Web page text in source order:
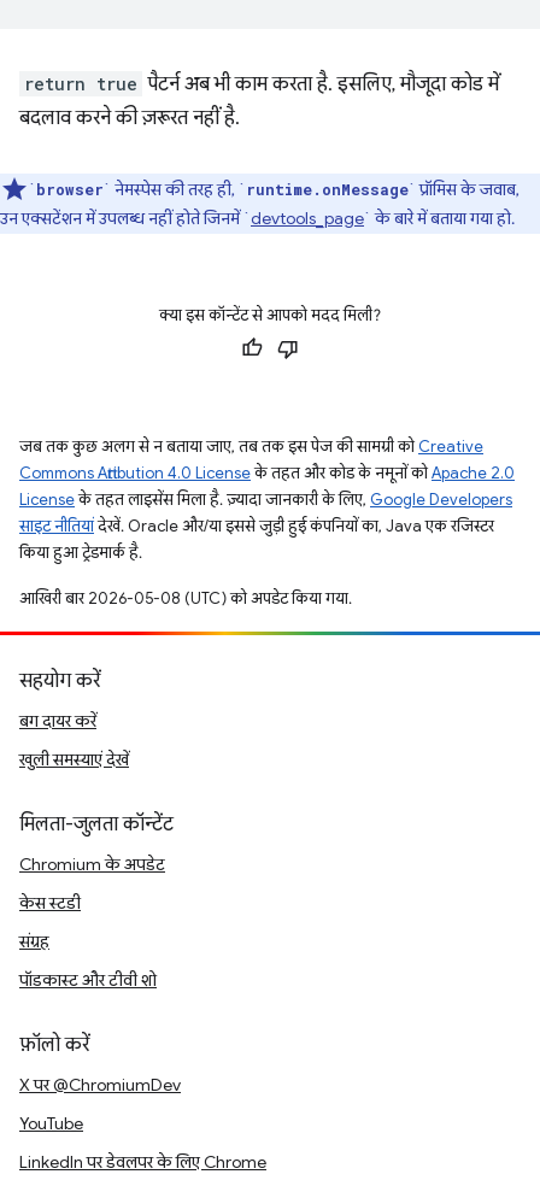
return true पैटर्न अब भी काम करता है. इसलिए, मौजूदा कोड में
बदलाव करने की ज़रूरत नहीं है.
` browser` नेमस्पेस की तरह ही, ` runtime.onMessage` प्रॉमिस के जवाब,
उन एक्सटेंशन में उपलब्ध नहीं होते जिनमें `devtools_page` के बारे में बताया गया हो.
क्या इस कॉन्टेंट से आपको मदद मिली?
जब तक कुछ अलग से न बताया जाए, तब तक इस पेज की सामग्री कोCreative
Commons Attribution 4.0 Licenseके तहत और कोड के नमूनों कोApache 2.0
Licenseके तहत लाइसेंस मिला है. ज़्यादा जानकारी के लिए, Google Developers
साइट नीतियांदेखें. Oracle और/या इससे जुड़ी हुई कंपनियों का, Java एक रजिस्टर
किया हुआ ट्रेडमार्क है.
आखिरी बार 2026-05-08 (UTC) को अपडेट किया गया.
सहयोग करें
बग दायर करें
खुली समस्याएं देखें
मिलता-जुलता कॉन्टेंट
Chromium के अपडेट
केस स्टडी
संग्रह
पॉडकास्ट और टीवी शो
फ़ॉलो करें
X पर @ChromiumDev
YouTube
LinkedIn पर डेवलपर के लिए Chrome